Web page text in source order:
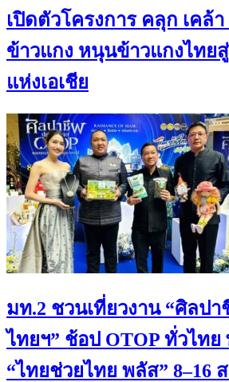
เปิดตัวโครงการ คลุก เคล้า
ข้าวแกง หนุนข้าวแกงไทย
แห่งเอเชีย
มท.2 ชวนเที่ยวงาน “ศิลป
ไทยฯ” ช้อป OTOP ทั่วไท
“ไทยช่วยไทย พลัส” 8–16